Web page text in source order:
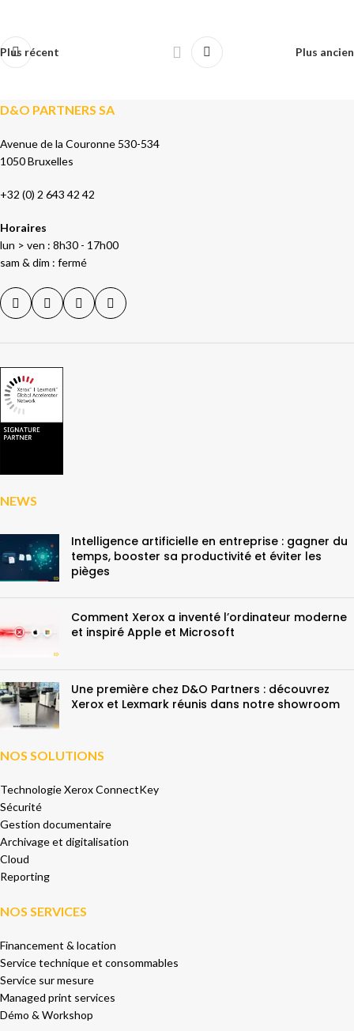
Plus récent Plus ancien
D&O PARTNERS SA
Avenue de la Couronne 530-534
1050 Bruxelles
+32 (0) 2 643 42 42
Horaires
lun > ven : 8h30 - 17h00
sam & dim : fermé
NEWS
Intelligence artificielle en entreprise : gagner du
temps, booster sa productivité et éviter les
pièges
Comment Xerox a inventé l’ordinateur moderne
et inspiré Apple et Microsoft
Une première chez D&O Partners : découvrez
Xerox et Lexmark réunis dans notre showroom
NOS SOLUTIONS
Technologie Xerox ConnectKey
Sécurité
Gestion documentaire
Archivage et digitalisation
Cloud
Reporting
NOS SERVICES
Financement & location
Service technique et consommables
Service sur mesure
Managed print services
Démo & Workshop